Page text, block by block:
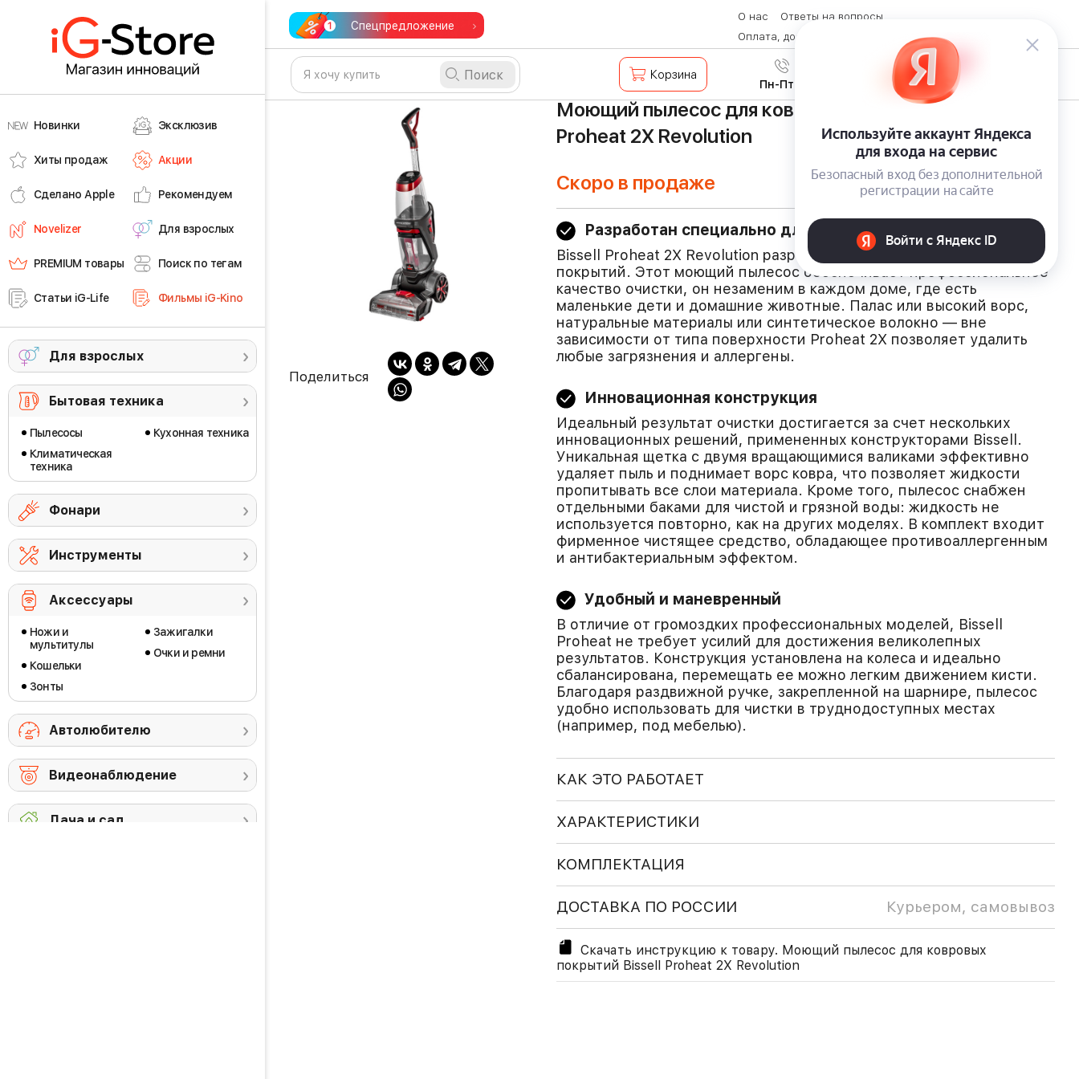
Новинки Эксклюзив
Хиты продаж Акции
Сделано Apple Рекомендуем
Novelizer Для взрослых
PREMIUM товары Поиск по тегам
Статьи iG-Life Фильмы iG-Kino
Для взрослых
Бытовая техника
Пылесосы
Климатическая
техника
Кухонная техника
Фонари
Инструменты
Аксессуары
Ножи и
мультитулы
Кошельки
Зонты
Зажигалки
Очки и ремни
Автолюбителю
Видеонаблюдение
Дача и сад
Спецпредложение
О нас
Ответы на вопросы
Оплата, доставка и возврат товара
Контакты
Поиск Корзина 8 (800) 600-28-07
Пн-Пт с 9:00 до 19:00
Поделиться
Моющий пылесос для ковровых покрытий Bissell
Proheat 2X Revolution
Скоро в продаже
Разработан специально для ковровых покрытий
Bissell Proheat 2X Revolution разработан специально для ковровых
покрытий. Этот моющий пылесос обеспечивает профессиональное
качество очистки, он незаменим в каждом доме, где есть
маленькие дети и домашние животные. Палас или высокий ворс,
натуральные материалы или синтетическое волокно — вне
зависимости от типа поверхности Proheat 2X позволяет удалить
любые загрязнения и аллергены.
Инновационная конструкция
Идеальный результат очистки достигается за счет нескольких
инновационных решений, примененных конструкторами Bissell.
Уникальная щетка с двумя вращающимися валиками эффективно
удаляет пыль и поднимает ворс ковра, что позволяет жидкости
пропитывать все слои материала. Кроме того, пылесос снабжен
отдельными баками для чистой и грязной воды: жидкость не
используется повторно, как на других моделях. В комплект входит
фирменное чистящее средство, обладающее противоаллергенным
и антибактериальным эффектом.
Удобный и маневренный
В отличие от громоздких профессиональных моделей, Bissell
Proheat не требует усилий для достижения великолепных
результатов. Конструкция установлена на колеса и идеально
сбалансирована, перемещать ее можно легким движением кисти.
Благодаря раздвижной ручке, закрепленной на шарнире, пылесос
удобно использовать для чистки в труднодоступных местах
(например, под мебелью).
КАК ЭТО РАБОТАЕТ
ХАРАКТЕРИСТИКИ
КОМПЛЕКТАЦИЯ
ДОСТАВКА ПО РОССИИ Курьером, самовывоз
Скачать инструкцию к товару. Моющий пылесос для ковровых
покрытий Bissell Proheat 2X Revolution